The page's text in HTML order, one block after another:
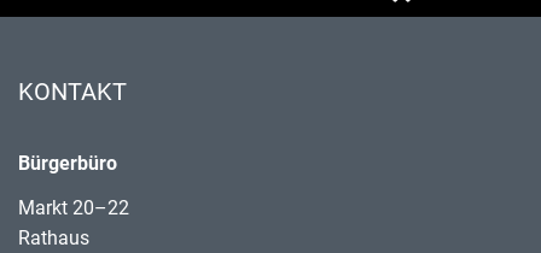
KONTAKT
Bürgerbüro
Markt 20–22
Rathaus